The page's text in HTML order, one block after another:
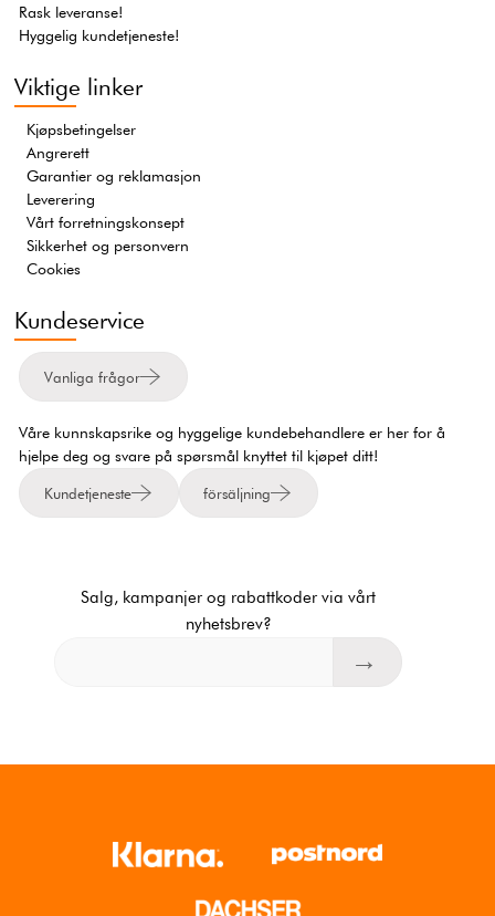
Rask leveranse!
Hyggelig kundetjeneste!
Viktige linker
Kjøpsbetingelser
Angrerett
Garantier og reklamasjon
Leverering
Vårt forretningskonsept
Sikkerhet og personvern
Cookies
Kundeservice
Vanliga frågor
Våre kunnskapsrike og hyggelige kundebehandlere er her for å
hjelpe deg og svare på spørsmål knyttet til kjøpet ditt!
Kundetjeneste försäljning
Salg, kampanjer og rabattkoder via vårt
nyhetsbrev?